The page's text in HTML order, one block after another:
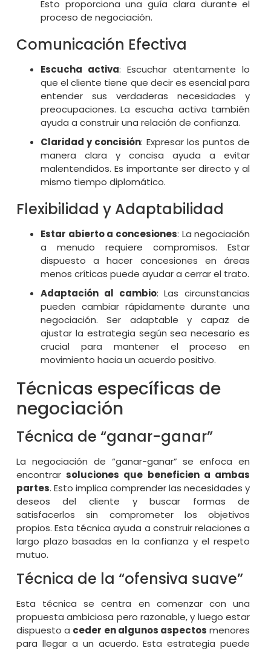
Esto proporciona una guía clara durante el
proceso de negociación.
Comunicación Efectiva
Escucha activa: Escuchar atentamente lo
que el cliente tiene que decir es esencial para
entender sus verdaderas necesidades y
preocupaciones. La escucha activa también
ayuda a construir una relación de confianza.
Claridad y concisión: Expresar los puntos de
manera clara y concisa ayuda a evitar
malentendidos. Es importante ser directo y al
mismo tiempo diplomático.
Flexibilidad y Adaptabilidad
Estar abierto a concesiones: La negociación
a menudo requiere compromisos. Estar
dispuesto a hacer concesiones en áreas
menos críticas puede ayudar a cerrar el trato.
Adaptación al cambio: Las circunstancias
pueden cambiar rápidamente durante una
negociación. Ser adaptable y capaz de
ajustar la estrategia según sea necesario es
crucial para mantener el proceso en
movimiento hacia un acuerdo positivo.
Técnicas específicas de
negociación
Técnica de “ganar-ganar”
La negociación de “ganar-ganar” se enfoca en
encontrarsoluciones que beneficien a ambas
partes. Esto implica comprender las necesidades y
deseos del cliente y buscar formas de
satisfacerlos sin comprometer los objetivos
propios. Esta técnica ayuda a construir relaciones a
largo plazo basadas en la confianza y el respeto
mutuo.
Técnica de la “ofensiva suave”
Esta técnica se centra en comenzar con una
propuesta ambiciosa pero razonable, y luego estar
dispuesto a ceder en algunos aspectos menores
para llegar a un acuerdo. Esta estrategia puede